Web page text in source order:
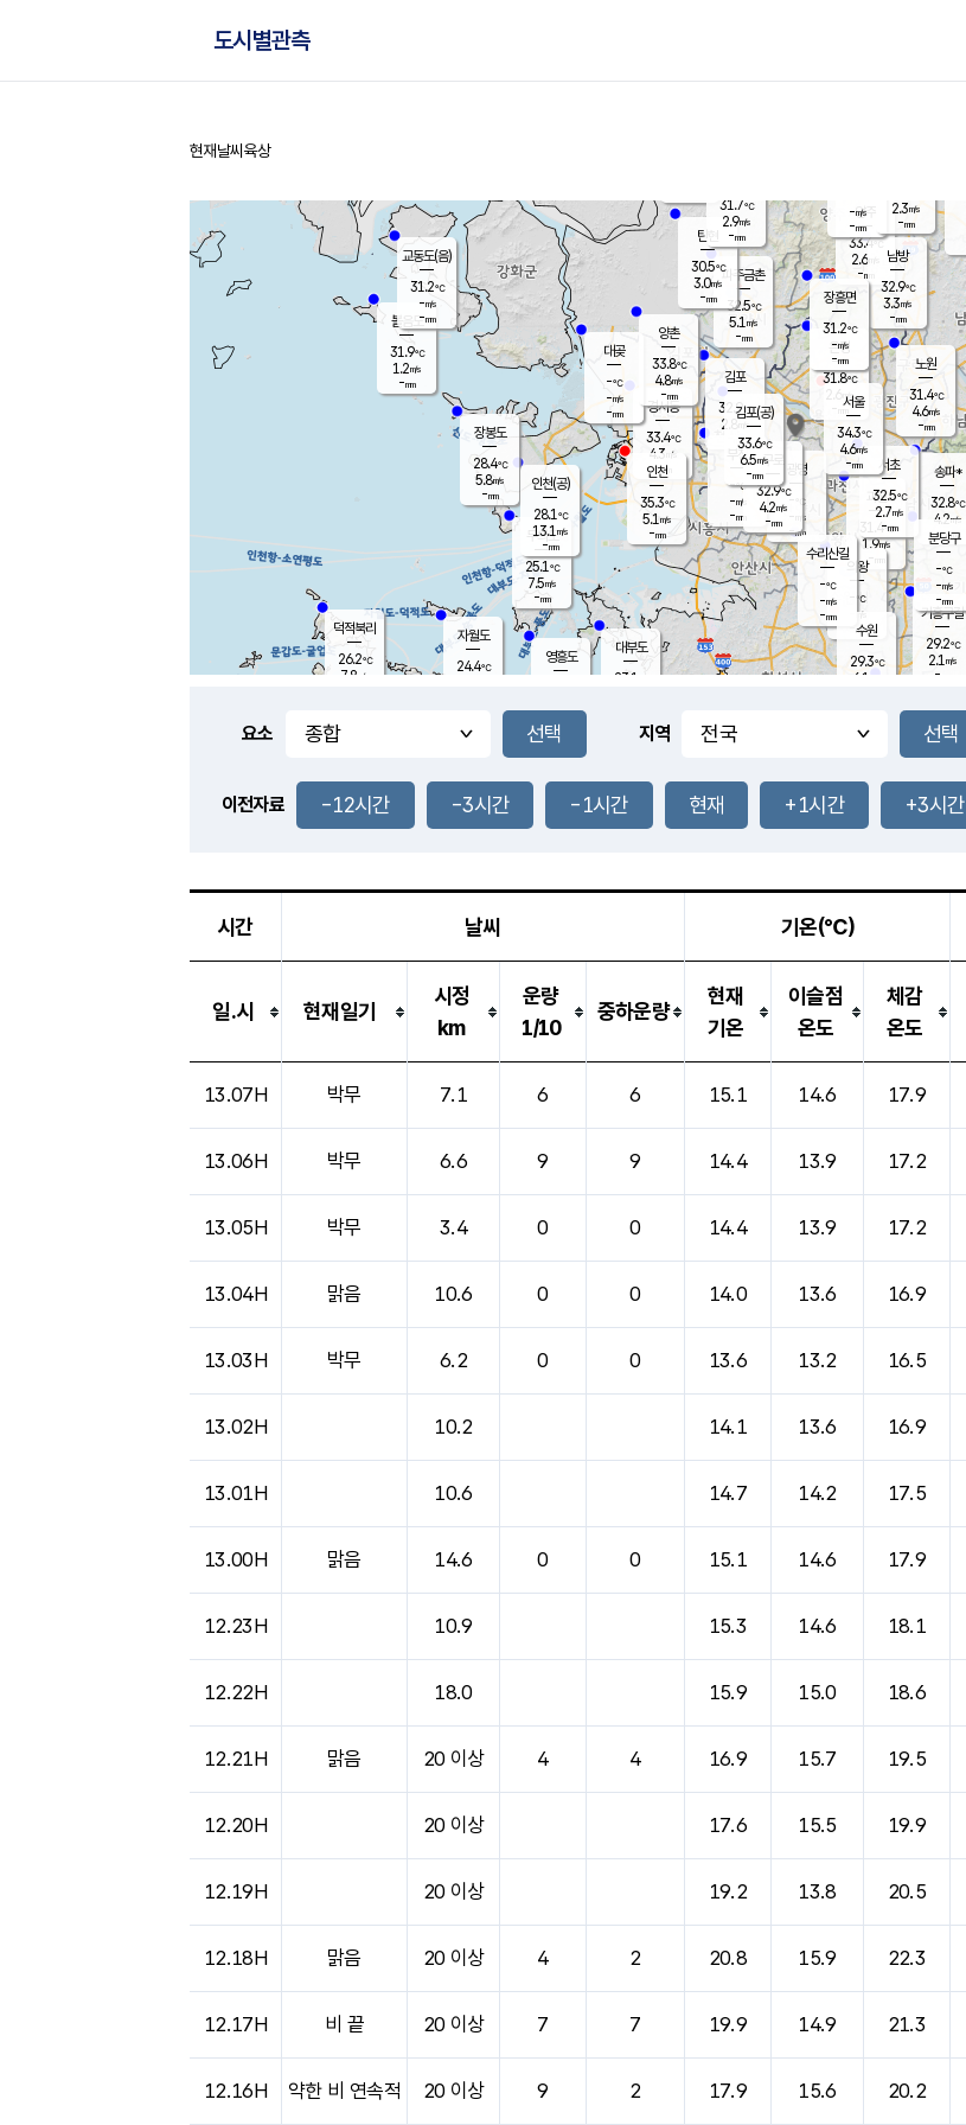
도시별관측
홈
현재날씨 육상
풍도
6.4m/s
무의도
25.1℃
7.5m/s
-mm
영흥도
볼음도
31.9℃
1.2m/s
-mm
자월도
24.4℃
양주
33.4℃
2.6
-mm
과천
31.4℃
1.9m/s
- mm
장봉도
28.4℃
5.8m/s
-mm
-mm
23.8
℃
대부도
23.1
-
경서동
33.4℃
4.3 m/s
-mm
파주금촌
32.5℃
5.1 m/s
-mm
대곶
-℃
-m/s
-mm
탄현
30.5℃
3.0m/s
-mm
26.2℃
0.5m/s
-mm
의왕
- ℃
m/s
mm
김포
32.9℃
2.8 m/s
mm
광명
- ℃
-m/s
-mm
부천
-℃
-m/s
-mm
-mm
양촌
33.8℃
4.8m/s
-mm
구로
32.9℃
4.2m/s
-mm
은평
31.8℃
2.6 m/s
- mm
노원
31.4℃
4.6m/s
-mm
송파*
32.8℃
4.2m/s
-mm
서초
32.5℃
2.7m/s
-mm
남방
32.9℃
3.3m/s
-mm
기흥구갈
29.2℃
2.1 m/s
-
수리산길
-℃
-m/s
-mm
분당구
-℃
-m/s
-mm
장흥면
31.2℃
-m/s
-mm
-m/s
-mm
덕적북리
26.2℃
7.8 m/s
인천(공)
28.1℃
13.1 m/s
-mm
김포(공)
33.6℃
6.5m/s
-mm
교동도(음)
31.2℃
-m/s
-mm
수원
29.3℃
6.1 m/s
인천
35.3℃
5.1 m/s
-mm
서울
34.3℃
4.6m/s
-mm
31.7℃
2.9m/s
-mm
2.3m/s
-mm
요소 지역
이전자료 -12시간 -3시간 -1시간 현재 +1시간 +3시간
시간 날씨 기온(℃)
일.시 현재일기
시정
km
운량
1/10
중하운량
현재
기온
이슬점
온도
체감
온도
13.07H 박무 7.1 6 6 15.1 14.6 17.9
13.06H 박무 6.6 9 9 14.4 13.9 17.2
13.05H 박무 3.4 0 0 14.4 13.9 17.2
13.04H 맑음 10.6 0 0 14.0 13.6 16.9
13.03H 박무 6.2 0 0 13.6 13.2 16.5
13.02H 10.2 14.1 13.6 16.9
13.01H 10.6 14.7 14.2 17.5
13.00H 맑음 14.6 0 0 15.1 14.6 17.9
12.23H 10.9 15.3 14.6 18.1
12.22H 18.0 15.9 15.0 18.6
12.21H 맑음 20 이상 4 4 16.9 15.7 19.5
12.20H 20 이상 17.6 15.5 19.9
12.19H 20 이상 19.2 13.8 20.5
12.18H 맑음 20 이상 4 2 20.8 15.9 22.3
12.17H 비 끝 20 이상 7 7 19.9 14.9 21.3
12.16H 약한 비 연속적 20 이상 9 2 17.9 15.6 20.2